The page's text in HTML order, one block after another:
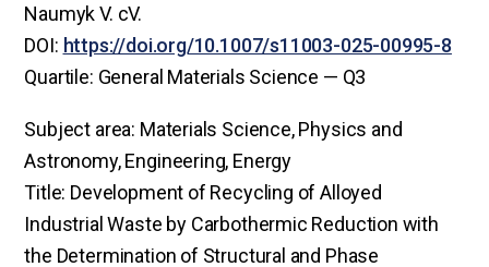
Naumyk V. сV.
DOI: https://doi.org/10.1007/s11003-025-00995-8
Quartile: General Materials Science — Q3
Subject area: Materials Science, Physics and
Astronomy, Engineering, Energy
Title: Development of Recycling of Alloyed
Industrial Waste by Carbothermic Reduction with
the Determination of Structural and Phase